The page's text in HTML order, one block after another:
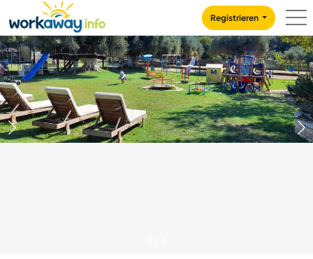
CONTENT
MAIN NAVIGATION
Registrieren